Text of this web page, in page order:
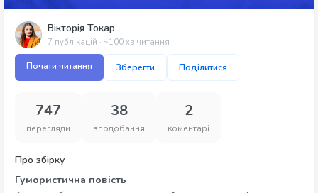
Вікторія Токар
7 публікацій · ~100 хв читання
Почати читання Зберегти Поділитися
747
перегляди
38
вподобання
2
коментарі
Про збірку
Гумористична повість